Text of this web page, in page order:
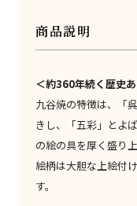
商品説明
＜約360年続く歴史
九谷焼の特徴は、「
きし、「五彩」とよ
の絵の具を厚く盛り
絵柄は大胆な上絵付
す。